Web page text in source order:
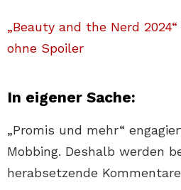
„Beauty and the Nerd
ohne Spoiler
In eigener Sache:
„Promis und mehr“
Mobbing. Deshalb werden
herabsetzende